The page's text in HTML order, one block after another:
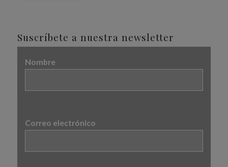
Suscríbete a nuestra newsletter
Nombre
Correo electrónico